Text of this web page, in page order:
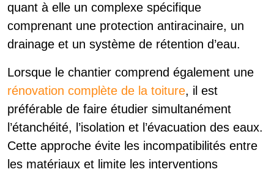
quant à elle un complexe spécifique
comprenant une protection antiracinaire, un
drainage et un système de rétention d’eau.
Lorsque le chantier comprend également une
rénovation complète de la toiture, il est
préférable de faire étudier simultanément
l’étanchéité, l’isolation et l’évacuation des eaux.
Cette approche évite les incompatibilités entre
les matériaux et limite les interventions